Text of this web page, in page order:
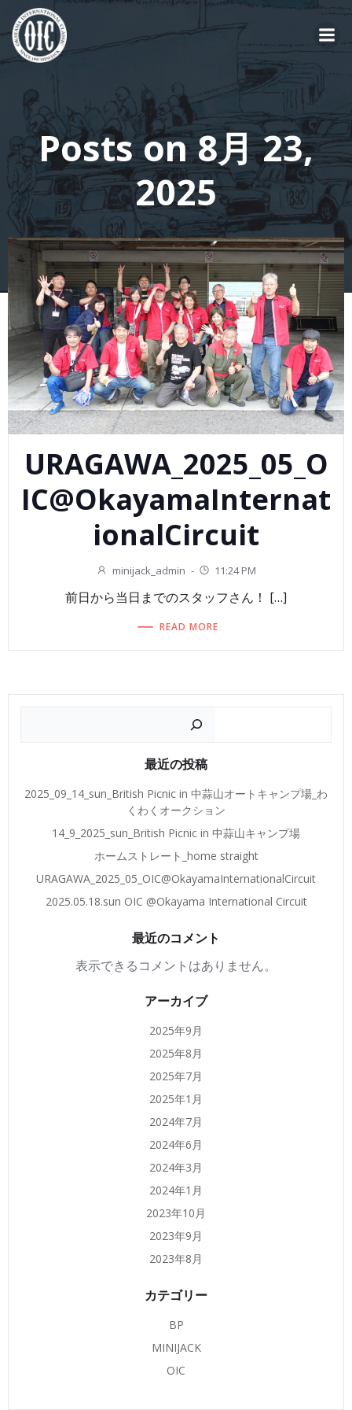
コ
ス
キ
ッ
プ
Posts on 8月 23,
2025
URAGAWA_2025_05_O
IC@OkayamaInternat
ionalCircuit
minijack_admin - 11:24 PM
前日から当日までのスタッフさん！ […]
READ MORE
最近の投稿
2025_09_14_sun_British Picnic in 中蒜山オートキャンプ場_わ
くわくオークション
14_9_2025_sun_British Picnic in 中蒜山キャンプ場
ホームストレート_home straight
URAGAWA_2025_05_OIC@OkayamaInternationalCircuit
2025.05.18.sun OIC @Okayama International Circuit
最近のコメント
表示できるコメントはありません。
アーカイブ
2025年9月
2025年8月
2025年7月
2025年1月
2024年7月
2024年6月
2024年3月
2024年1月
2023年10月
2023年9月
2023年8月
カテゴリー
BP
MINIJACK
OIC